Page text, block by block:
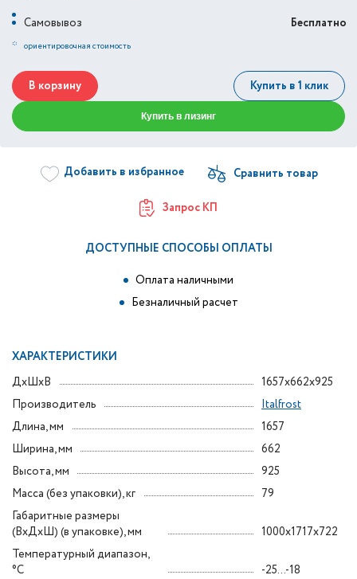
Самовывоз
Бесплатно
* ориентировочная стоимость
В корзину Купить в 1 клик
Купить в лизинг
Добавить в избранное
Запрос КП
ДОСТУПНЫЕ СПОСОБЫ ОПЛАТЫ
Оплата наличными
Безналичный расчет
ХАРАКТЕРИСТИКИ
ДxШxВ
1657x662x925
Производитель
Italfrost
Длина, мм
1657
Ширина, мм
662
Высота, мм
925
Масса (без упаковки), кг
79
Габаритные размеры
(ВxДxШ) (в упаковке), мм
1000x1717x722
Температурный диапазон,
°C
-25...-18